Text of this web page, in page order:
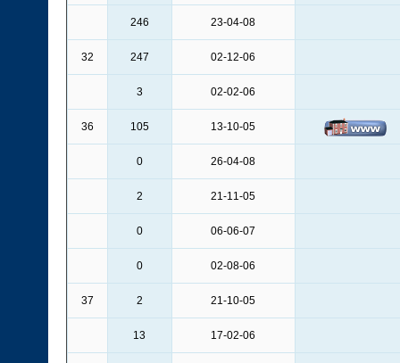
23-04-08
246
02-12-06
247
32
02-02-06
3
13-10-05
105
36
26-04-08
0
21-11-05
2
06-06-07
0
02-08-06
0
21-10-05
2
37
17-02-06
13